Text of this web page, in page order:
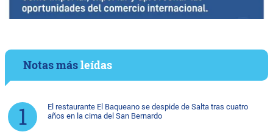
Notas másleídas
El restaurante El Baqueano se despide de Salta tras cuatro
años en la cima del San Bernardo